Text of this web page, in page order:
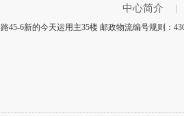
中心简介
45-6新的今天运用主35楼 邮政物流编号规则：